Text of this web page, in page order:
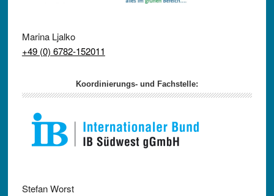
Marina Ljalko
+49 (0) 6782-152011
Koordinierungs- und Fachstelle:
Stefan Worst